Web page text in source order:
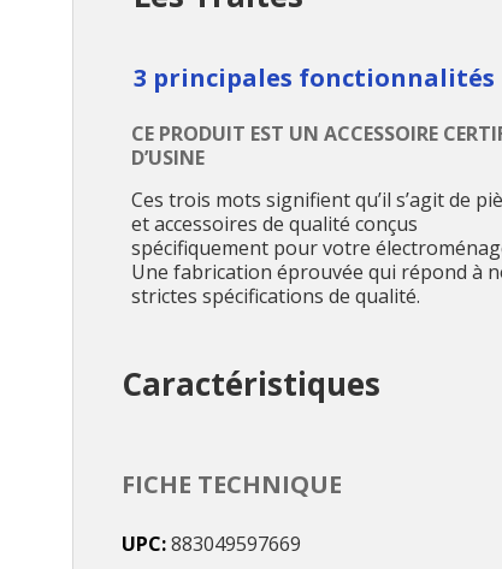
3 principales fonctionnalités
CE PRODUIT EST UN ACCESSOIRE
D’USINE
Ces trois mots signifient qu’il s’agit de
et accessoires de qualité conçus
spécifiquement pour votre
Une fabrication éprouvée qui répond à
strictes spécifications de qualité.
Caractéristiques
FICHE TECHNIQUE
UPC 883049597669